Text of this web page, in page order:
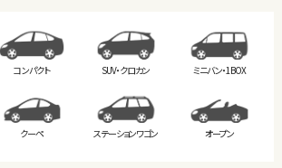
コンパクト SUV・クロカン ミニバン・1BOX
クーペ ステーションワゴン オープン